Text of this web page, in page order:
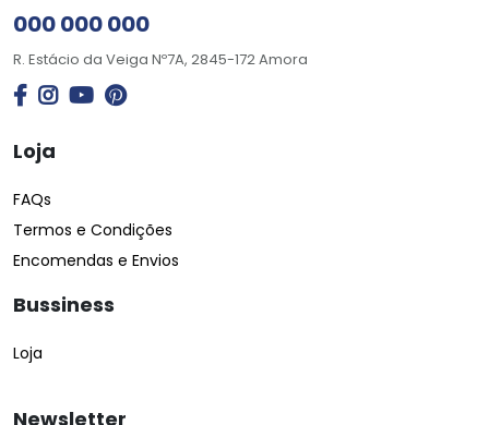
000 000 000
R. Estácio da Veiga Nº7A, 2845-172 Amora
Loja
FAQs
Termos e Condições
Encomendas e Envios
Bussiness
Loja
Newsletter